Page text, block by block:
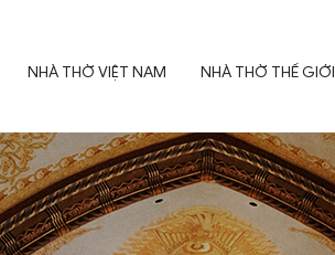
NHÀ THỜ VIỆT NAM NHÀ THỜ THẾ GIỚI